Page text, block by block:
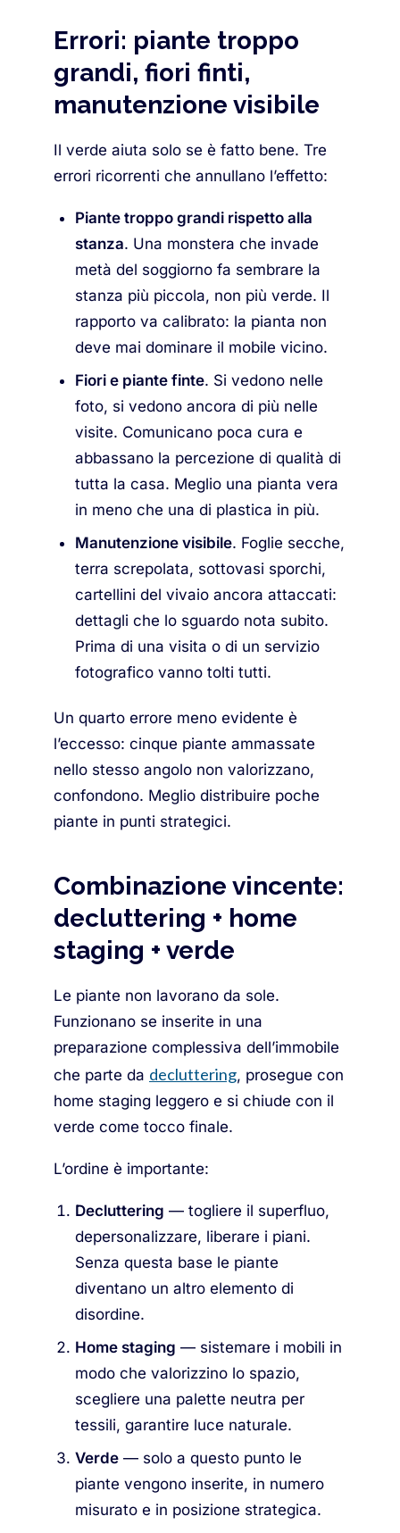
Errori: piante troppo
grandi, fiori finti,
manutenzione visibile
Il verde aiuta solo se è fatto bene. Tre
errori ricorrenti che annullano l’effetto:
Piante troppo grandi rispetto alla
stanza. Una monstera che invade
metà del soggiorno fa sembrare la
stanza più piccola, non più verde. Il
rapporto va calibrato: la pianta non
deve mai dominare il mobile vicino.
Fiori e piante finte. Si vedono nelle
foto, si vedono ancora di più nelle
visite. Comunicano poca cura e
abbassano la percezione di qualità di
tutta la casa. Meglio una pianta vera
in meno che una di plastica in più.
Manutenzione visibile. Foglie secche,
terra screpolata, sottovasi sporchi,
cartellini del vivaio ancora attaccati:
dettagli che lo sguardo nota subito.
Prima di una visita o di un servizio
fotografico vanno tolti tutti.
Un quarto errore meno evidente è
l’eccesso: cinque piante ammassate
nello stesso angolo non valorizzano,
confondono. Meglio distribuire poche
piante in punti strategici.
Combinazione vincente:
decluttering + home
staging + verde
Le piante non lavorano da sole.
Funzionano se inserite in una
preparazione complessiva dell’immobile
che parte da decluttering, prosegue con
home staging leggero e si chiude con il
verde come tocco finale.
L’ordine è importante:
Decluttering — togliere il superfluo,
depersonalizzare, liberare i piani.
Senza questa base le piante
diventano un altro elemento di
disordine.
Home staging — sistemare i mobili in
modo che valorizzino lo spazio,
scegliere una palette neutra per
tessili, garantire luce naturale.
Verde — solo a questo punto le
piante vengono inserite, in numero
misurato e in posizione strategica.